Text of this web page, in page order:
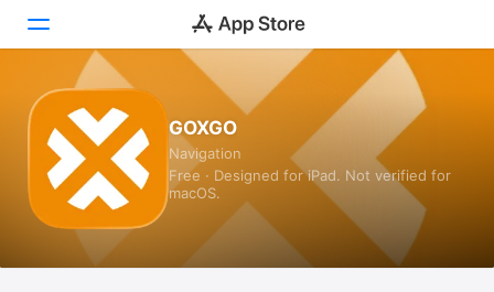
Today
Games
Apps
Arcade
GOXGO
Navigation
Free · Designed for iPad. Not verified for
macOS.